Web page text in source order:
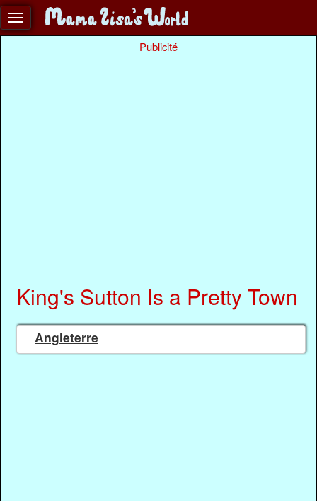
Publicité
King's Sutton Is a Pretty Town
Angleterre